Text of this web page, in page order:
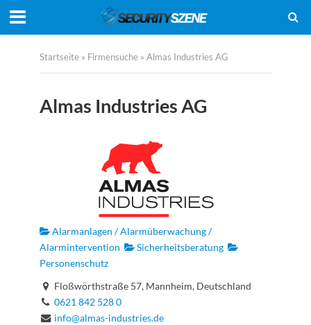
Startseite » Firmensuche » Almas Industries AG
Almas Industries AG
Alarmanlagen / Alarmüberwachung /
Alarmintervention
Sicherheitsberatung
Personenschutz
Floßwörthstraße 57, Mannheim, Deutschland
0621 842 528 0
info@almas-industries.de